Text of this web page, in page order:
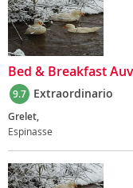
Bed & Breakfast
9.7 Extraordinario
Grelet,
Espinasse